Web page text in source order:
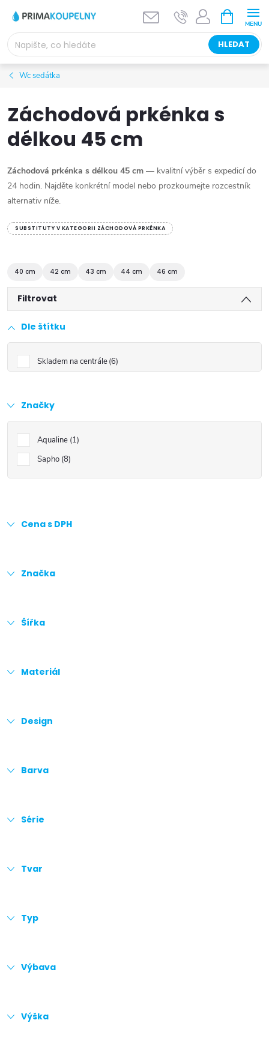
obsah
HLEDAT
NÁKUPNÍ
KOŠÍK
Wc sedátka
Záchodová prkénka s
délkou 45 cm
Záchodová prkénka s délkou 45 cm — kvalitní výběr s expedicí do
24 hodin. Najděte konkrétní model nebo prozkoumejte rozcestník
alternativ níže.
SUBSTITUTY V KATEGORII ZÁCHODOVÁ PRKÉNKA
40 cm 42 cm 43 cm 44 cm 46 cm
Filtrovat
Dle štítku
Skladem na centrále 6
Značky
Aqualine 1
Sapho 8
Cena s DPH
Značka
Šířka
Materiál
Design
Barva
Série
Tvar
Typ
Výbava
Výška